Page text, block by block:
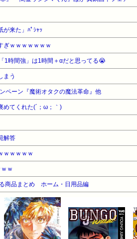
が来た」ﾊﾟｼｬｯ
ぎｗｗｗｗｗｗｗ
1時間強」は1時間＋αだと思ってる😭
まう
ペーン『魔術オタクの魔法革命』他
てくれた(´；ω；｀)
解答
ｗｗｗｗｗ
ｗ
商品まとめ ホーム・日用品編